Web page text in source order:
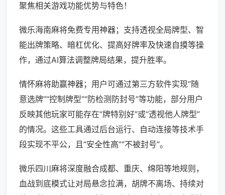
聚焦相关游戏功能优势与特色！
微乐海南麻将免费专用神器；支持透视全局牌型、智
能出牌策略、暗杠优化、提高好牌率及快速自摸等操
作，通过AI算法调整牌局结果，提升胜率。
情怀麻将助赢神器；用户可通过第三方软件实现“随
意选牌”“控制牌型”“防检测防封号”等功能，部分用户
反映其他玩家可能存在“牌特别好”或“透视他人牌型”
的情况。这些工具通过后台运行、自动连接等技术手
段实现不平公，且“安全性高”“不被封号”。
微乐四川麻将深度融合成都、重庆、绵阳等地规则，
血战到底模式让对局悬念拉满，胡牌不离场、持续对